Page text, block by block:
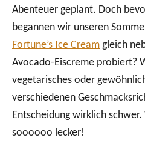
Abenteuer geplant. Doch
begannen wir unseren
Fortune’s Ice Cream gleich
Avocado-Eiscreme probiert?
vegetarisches oder
verschiedenen
Entscheidung wirklich
soooooo lecker!